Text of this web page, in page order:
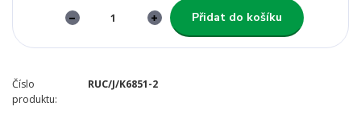
Přidat do košíku
Číslo
produktu:
RUC/J/K6851-2